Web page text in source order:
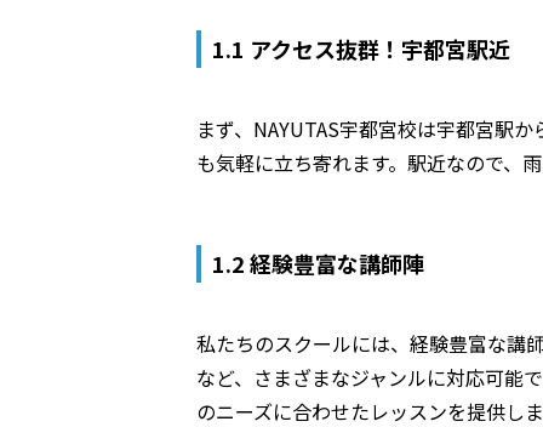
1.1 アクセス抜群！宇都宮駅近
まず、NAYUTAS宇都宮校は宇都宮駅
も気軽に立ち寄れます。駅近なので、
1.2 経験豊富な講師陣
私たちのスクールには、経験豊富な講
など、さまざまなジャンルに対応可能
のニーズに合わせたレッスンを提供し